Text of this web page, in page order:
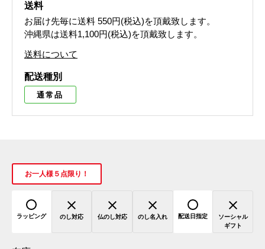
送料
お届け先毎に送料 550円(税込)を頂戴致します。
沖縄県は送料1,100円(税込)を頂戴致します。
送料について
配送種別
通常品
お一人様５点限り！
ラッピング のし対応 仏のし対応 のし名入れ 配送日指定
ソーシャル
ギフト